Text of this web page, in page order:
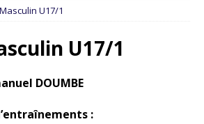
U17/1
U17/1
DOUMBE
: